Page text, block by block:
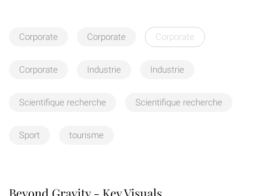
Corporate Corporate Corporate
Corporate Industrie Industrie
Scientifique recherche Scientifique recherche
Sport tourisme
Beyond Gravity - Key Visuals